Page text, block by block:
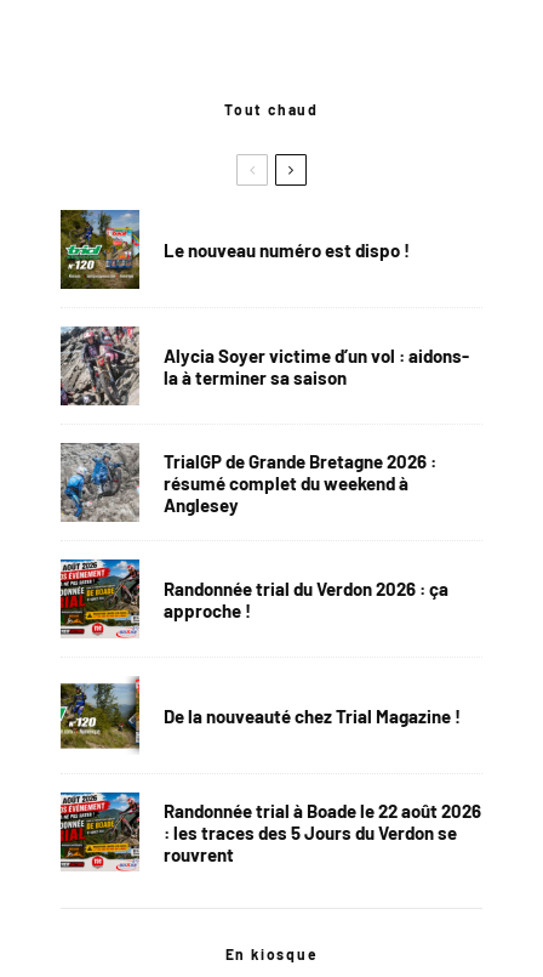
Tout chaud
Le nouveau numéro est dispo !
Alycia Soyer victime d’un vol : aidons-
la à terminer sa saison
TrialGP de Grande Bretagne 2026 :
résumé complet du weekend à
Anglesey
Randonnée trial du Verdon 2026 : ça
approche !
De la nouveauté chez Trial Magazine !
Randonnée trial à Boade le 22 août 2026
: les traces des 5 Jours du Verdon se
rouvrent
En kiosque